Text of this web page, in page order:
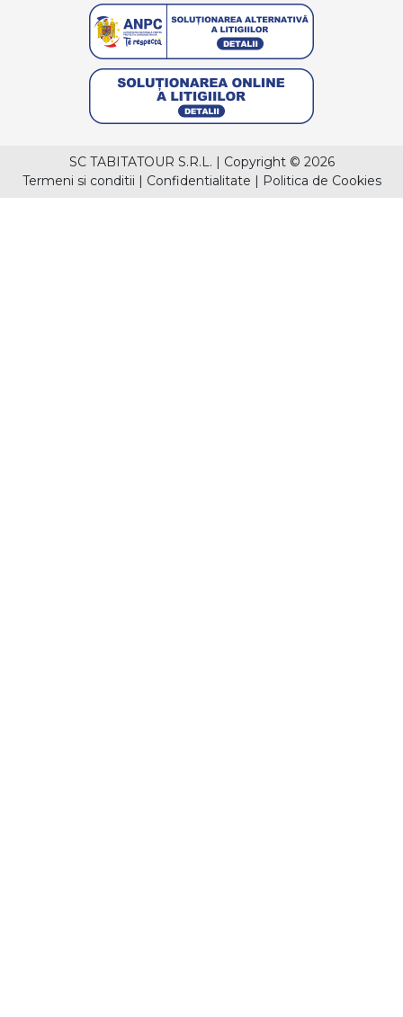
SC TABITATOUR S.R.L. | Copyright © 2026
Termeni si conditii | Confidentialitate | Politica de Cookies